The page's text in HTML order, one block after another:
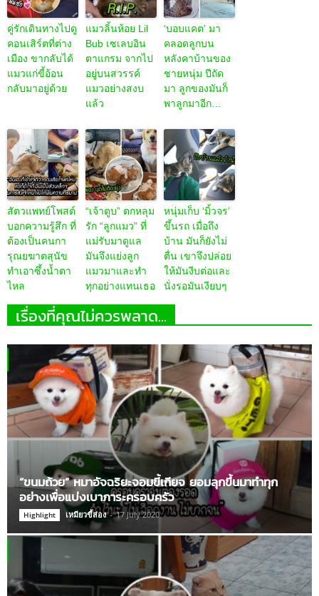
คู่รักเดินทางไปดู
คอนเสิร์ตที่ต่าง
เมือง ขากลับได้
แมวแก่ขี้อ้อน
กลับมาอยู่ด้วย
แมวลิ้นห้อย Lil
Bub เซเลบอิน
ตาแกรม จากไป
อยู่บนสวรรค์
แมวอย่างสงบ
แล้ว
‘บอบแคต’ มา
คลอดลูกบน
หลังคาบ้านของ
ชายหนุ่ม ปีถัด
มา ลูกของมันก็
พาลูกมาอีก…
สัตวแพทย์โพสต์
บอกความรู้สึก ที่
ต้องเป็นคนกา
รุณยฆาตสุนัข
ทำเอาซึ้งน้ำตา
ไหล
“เจ้าตูบ” ตกหลุม
รัก “ลูกแมว” ที่
แม่รับมาดูแล
มันจึงแย่งลูก
แมวมาและทำ
ทุกอย่างแทนเธอ
หนุ่มเก็บ ‘มิ้วจร’
ขึ้นรถ เมื่อถึง
บ้าน มันก็ยังไม่
ตื่น เขาจึงปล่อย
ให้มันงีบต่อและ
นั่งรอมันเงียบๆ
เรื่องที่คุณไม่ควรพลาด...
“ขนมถ้วย” หมาอัจฉริยะจอมขี้เกียจ ยอมลุกขึ้นมาทำทุก
อย่างเพื่อแบ่งเบาภาระครอบครัว
Highlight เหมียวขี้ส่อง - 17 July 2020